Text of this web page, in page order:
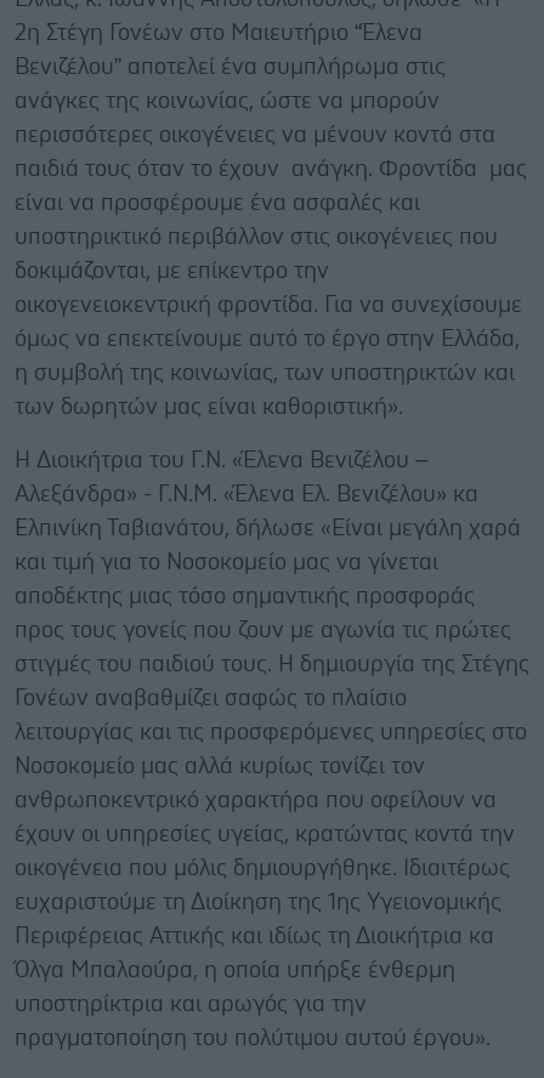
2η Στέγη Γονέων στο Μαιευτήριο “Έλενα
Βενιζέλου” αποτελεί ένα συμπλήρωμα στις
ανάγκες της κοινωνίας, ώστε να μπορούν
περισσότερες οικογένειες να μένουν κοντά στα
παιδιά τους όταν το έχουν ανάγκη. Φροντίδα μας
είναι να προσφέρουμε ένα ασφαλές και
υποστηρικτικό περιβάλλον στις οικογένειες που
δοκιμάζονται, με επίκεντρο την
οικογενειοκεντρική φροντίδα. Για να συνεχίσουμε
όμως να επεκτείνουμε αυτό το έργο στην Ελλάδα,
η συμβολή της κοινωνίας, των υποστηρικτών και
των δωρητών μας είναι καθοριστική».
H Διοικήτρια του Γ.Ν. «Έλενα Βενιζέλου –
Αλεξάνδρα» - Γ.Ν.Μ. «Έλενα Ελ. Βενιζέλου» κα
Ελπινίκη Ταβιανάτου, δήλωσε «Είναι μεγάλη χαρά
και τιμή για το Νοσοκομείο μας να γίνεται
αποδέκτης μιας τόσο σημαντικής προσφοράς
προς τους γονείς που ζουν με αγωνία τις πρώτες
στιγμές του παιδιού τους. Η δημιουργία της Στέγης
Γονέων αναβαθμίζει σαφώς το πλαίσιο
λειτουργίας και τις προσφερόμενες υπηρεσίες στο
Νοσοκομείο μας αλλά κυρίως τονίζει τον
ανθρωποκεντρικό χαρακτήρα που οφείλουν να
έχουν οι υπηρεσίες υγείας, κρατώντας κοντά την
οικογένεια που μόλις δημιουργήθηκε. Ιδιαιτέρως
ευχαριστούμε τη Διοίκηση της 1ης Υγειονομικής
Περιφέρειας Αττικής και ιδίως τη Διοικήτρια κα
Όλγα Μπαλαούρα, η οποία υπήρξε ένθερμη
υποστηρίκτρια και αρωγός για την
πραγματοποίηση του πολύτιμου αυτού έργου».